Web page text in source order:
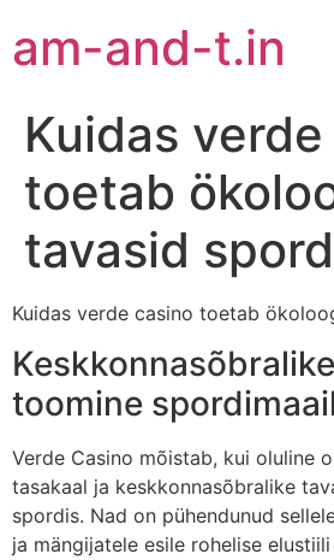
am-and-t.in
Kuidas
toetab
tavasid
Kuidas verde casino toetab
toomine
Verde Casino mõistab, kui oluline
tasakaal ja keskkonnasõbralike
spordis. Nad on pühendunud
ja mängijatele esile rohelise